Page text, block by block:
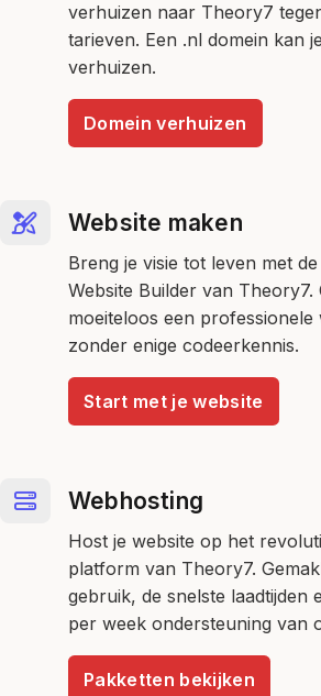
verhuizen naar Theory7
tarieven. Een .nl domein kan
verhuizen.
Domein verhuizen
Website maken
Breng je visie tot leven met
Website Builder van Theory7.
moeiteloos een professionele
zonder enige codeerkennis.
Start met je website
Webhosting
Host je website op het
platform van Theory7.
gebruik, de snelste laadtijden
per week ondersteuning van
Pakketten bekijken